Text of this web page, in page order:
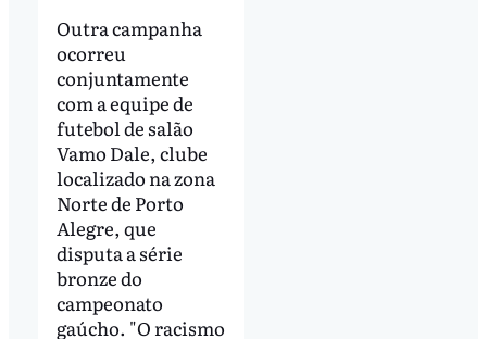
Outra campanha
ocorreu
conjuntamente
com a equipe de
futebol de salão
Vamo Dale, clube
localizado na zona
Norte de Porto
Alegre, que
disputa a série
bronze do
campeonato
gaúcho. "O racismo